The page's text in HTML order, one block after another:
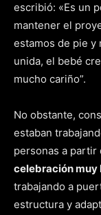
escribió: «Es un
mantener el
estamos de pie y
unida, el bebé
mucho cariño”.
No obstante,
estaban
personas a partir
celebración muy
trabajando a
estructura y